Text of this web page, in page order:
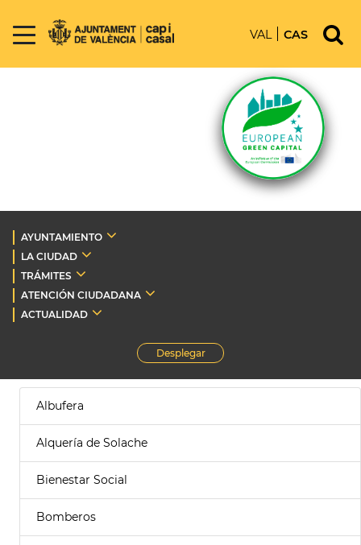
VAL CAS
AYUNTAMIENTO
LA CIUDAD
TRÁMITES
ATENCIÓN CIUDADANA
ACTUALIDAD
Desplegar
Albufera
Alquería de Solache
Bienestar Social
Bomberos